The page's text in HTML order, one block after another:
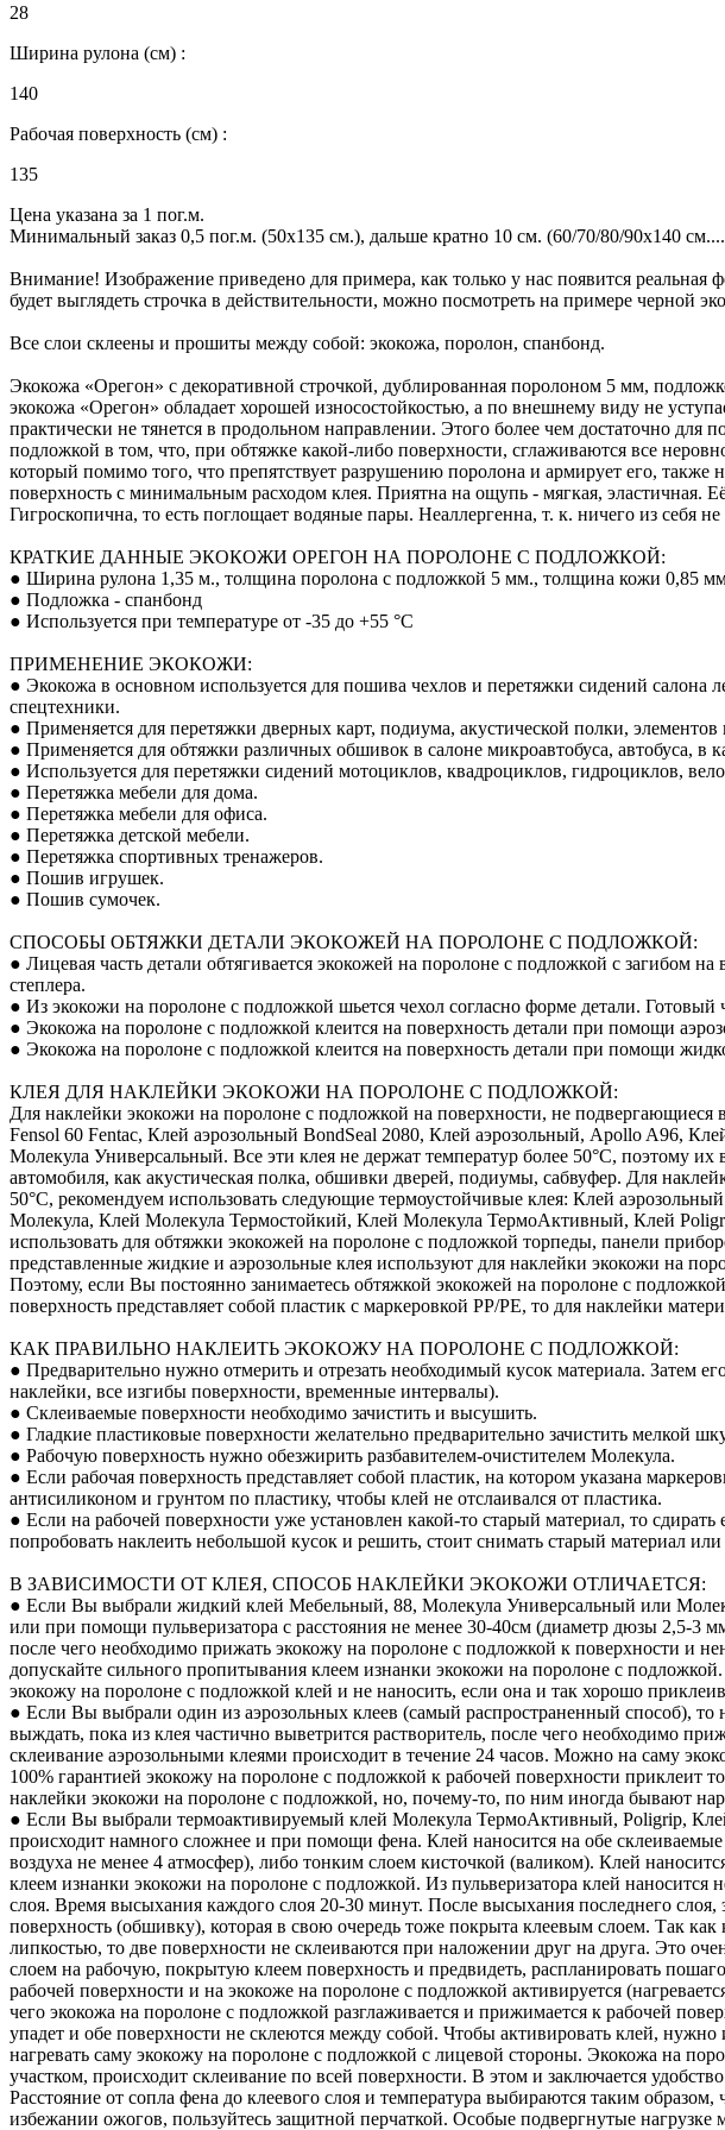
28
Ширина рулона (см) :
140
Рабочая поверхность (см) :
135
Цена указана за 1 пог.м.
Минимальный заказ 0,5 пог.м. (50х135 см.), дальше кратно 10 см. (60/70/80/90х140
Внимание! Изображение приведено для примера, как только у нас появится
будет выглядеть строчка в действительности, можно посмотреть на примере черной
Все слои склеены и прошиты между собой: экокожа, поролон, спанбонд.
Экокожа «Орегон» с декоративной строчкой, дублированная поролоном 5 мм,
экокожа «Орегон» обладает хорошей износостойкостью, а по внешнему виду не
практически не тянется в продольном направлении. Этого более чем достаточно
подложкой в том, что, при обтяжке какой-либо поверхности, сглаживаются все
который помимо того, что препятствует разрушению поролона и армирует его, также
поверхность с минимальным расходом клея. Приятна на ощупь - мягкая, эластичная.
Гигроскопична, то есть поглощает водяные пары. Неаллергенна, т. к. ничего из себя
КРАТКИЕ ДАННЫЕ ЭКОКОЖИ ОРЕГОН НА ПОРОЛОНЕ С ПОДЛОЖКОЙ:
● Ширина рулона 1,35 м., толщина поролона с подложкой 5 мм., толщина кожи 0,85
● Подложка - спанбонд
● Используется при температуре от -35 до +55 °С
ПРИМЕНЕНИЕ ЭКОКОЖИ:
● Экокожа в основном используется для пошива чехлов и перетяжки сидений салона
спецтехники.
● Применяется для перетяжки дверных карт, подиума, акустической полки, элементов
● Применяется для обтяжки различных обшивок в салоне микроавтобуса, автобуса,
● Используется для перетяжки сидений мотоциклов, квадроциклов, гидроциклов,
● Перетяжка мебели для дома.
● Перетяжка мебели для офиса.
● Перетяжка детской мебели.
● Перетяжка спортивных тренажеров.
● Пошив игрушек.
● Пошив сумочек.
СПОСОБЫ ОБТЯЖКИ ДЕТАЛИ ЭКОКОЖЕЙ НА ПОРОЛОНЕ С ПОДЛОЖКОЙ:
● Лицевая часть детали обтягивается экокожей на поролоне с подложкой с
степлера.
● Из экокожи на поролоне с подложкой шьется чехол согласно форме детали. Готовый
● Экокожа на поролоне с подложкой клеится на поверхность детали при помощи
● Экокожа на поролоне с подложкой клеится на поверхность детали при помощи
КЛЕЯ ДЛЯ НАКЛЕЙКИ ЭКОКОЖИ НА ПОРОЛОНЕ С ПОДЛОЖКОЙ:
Для наклейки экокожи на поролоне с подложкой на поверхности, не
Fensol 60 Fentac, Клей аэрозольный BondSeal 2080, Клей аэрозольный, Apollo A96,
Молекула Универсальный. Все эти клея не держат температур более 50°С, поэтому
автомобиля, как акустическая полка, обшивки дверей, подиумы, сабвуфер. Для
50°С, рекомендуем использовать следующие термоустойчивые клея: Клей
Молекула, Клей Молекула Термостойкий, Клей Молекула ТермоАктивный, Клей
использовать для обтяжки экокожей на поролоне с подложкой торпеды, панели
представленные жидкие и аэрозольные клея используют для наклейки экокожи на
Поэтому, если Вы постоянно занимаетесь обтяжкой экокожей на поролоне с
поверхность представляет собой пластик с маркеровкой PP/PE, то для наклейки
КАК ПРАВИЛЬНО НАКЛЕИТЬ ЭКОКОЖУ НА ПОРОЛОНЕ С ПОДЛОЖКОЙ:
● Предварительно нужно отмерить и отрезать необходимый кусок материала. Затем
наклейки, все изгибы поверхности, временные интервалы).
● Склеиваемые поверхности необходимо зачистить и высушить.
● Гладкие пластиковые поверхности желательно предварительно зачистить мелкой
● Рабочую поверхность нужно обезжирить разбавителем-очистителем Молекула.
● Если рабочая поверхность представляет собой пластик, на котором указана
антисиликоном и грунтом по пластику, чтобы клей не отслаивался от пластика.
● Если на рабочей поверхности уже установлен какой-то старый материал, то
попробовать наклеить небольшой кусок и решить, стоит снимать старый материал или
В ЗАВИСИМОСТИ ОТ КЛЕЯ, СПОСОБ НАКЛЕЙКИ ЭКОКОЖИ ОТЛИЧАЕТСЯ:
● Если Вы выбрали жидкий клей Мебельный, 88, Молекула Универсальный или
или при помощи пульверизатора с расстояния не менее 30-40см (диаметр дюзы 2,5-3
после чего необходимо прижать экокожу на поролоне с подложкой к поверхности и
допускайте сильного пропитывания клеем изнанки экокожи на поролоне с
экокожу на поролоне с подложкой клей и не наносить, если она и так хорошо
● Если Вы выбрали один из аэрозольных клеев (самый распространенный способ),
выждать, пока из клея частично выветрится растворитель, после чего необходимо
склеивание аэрозольными клеями происходит в течение 24 часов. Можно на саму
100% гарантией экокожу на поролоне с подложкой к рабочей поверхности
наклейки экокожи на поролоне с подложкой, но, почему-то, по ним иногда бывают
● Если Вы выбрали термоактивируемый клей Молекула ТермоАктивный, Poligrip,
происходит намного сложнее и при помощи фена. Клей наносится на обе
воздуха не менее 4 атмосфер), либо тонким слоем кисточкой (валиком). Клей
клеем изнанки экокожи на поролоне с подложкой. Из пульверизатора клей
слоя. Время высыхания каждого слоя 20-30 минут. После высыхания последнего
поверхность (обшивку), которая в свою очередь тоже покрыта клеевым слоем. Так
липкостью, то две поверхности не склеиваются при наложении друг на друга. Это
слоем на рабочую, покрытую клеем поверхность и предвидеть, распланировать
рабочей поверхности и на экокоже на поролоне с подложкой активируется
чего экокожа на поролоне с подложкой разглаживается и прижимается к рабочей
упадет и обе поверхности не склеются между собой. Чтобы активировать клей,
нагревать саму экокожу на поролоне с подложкой с лицевой стороны. Экокожа на
участком, происходит склеивание по всей поверхности. В этом и заключается
Расстояние от сопла фена до клеевого слоя и температура выбираются таким
избежании ожогов, пользуйтесь защитной перчаткой. Особые подвергнутые